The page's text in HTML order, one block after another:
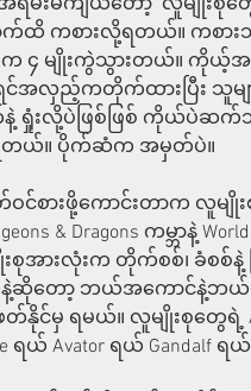
အရမ်းမကျယ်တော့  လူမျိုးစု
က်ထိ ကစားလို့ရတယ်။ ကစာ
ေပုံက ၄ မျိုးကွဲသွားတယ်။
င်အလှည့်ကတိုက်ထားပြီး သူ
နဲ့ ရှုံးလို့ပဲဖြစ်ဖြစ် ကိုယ်ပဲဆက်
ယ်။ ပိုက်ဆံက အမှတ်ပဲ။
င်စားဖို့ကောင်းတာက လူမျို
& Dragons ကမ္ဘာနဲ့
းစုအားလုံးက တိုက်စစ်၊ ခံစစ်
ဆိုတော့ ဘယ်အကောင်နဲ့ဘယ်ပ
င်မှ ရမယ်။ လူမျိုးစုတွေရဲ့
ရယ် Avator ရယ် Gandalf